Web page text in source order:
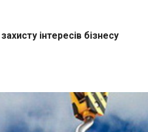
інтересів бізнесу